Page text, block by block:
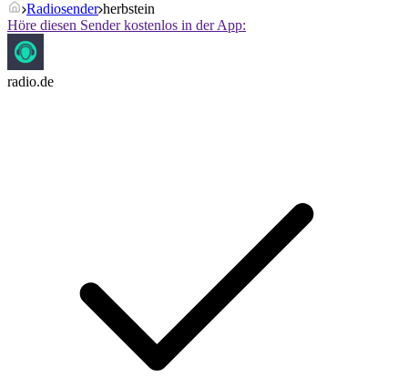
Radiosender herbstein
Höre diesen Sender kostenlos in der App:
radio.de